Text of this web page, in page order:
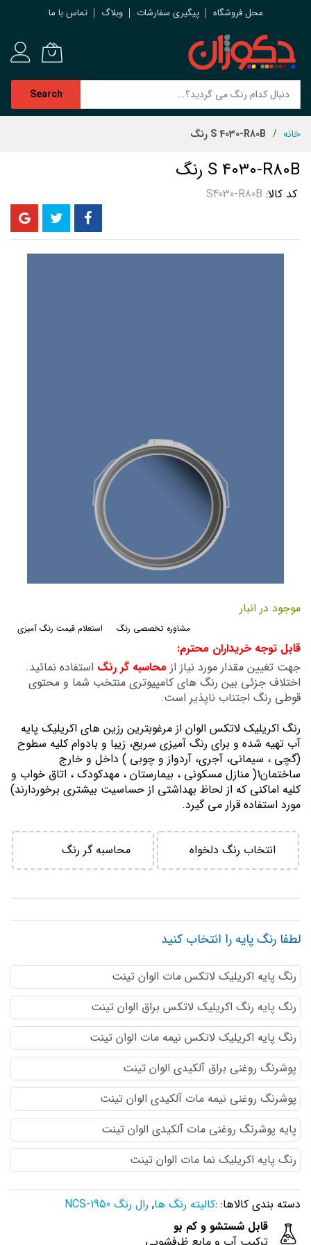
محل فروشگاه پیگیری سفارشات وبلاگ تماس با ما
Search
خانه S 4030-R80B رنگ
S 4030-R80B رنگ
کد کالا S4030-R80B
ابتدای
گالری
موجود در انبار
استعلام قیمت رنگ آمیزی مشاوره تخصصی رنگ
قابل توجه خریداران محترم:
جهت تغیین مقدار مورد نیاز از محاسبه گر رنگ استفاده نمائید.
اختلاف جزئی بین رنگ های کامپیوتری منتخب شما و محتوی
قوطی رنگ اجتناب ناپذیر است.
رنگ اكريليك لاتكس الوان از مرغوبترين رزين هاي اكريليك پايه
آب تهيه شده و برای رنگ آمیزی سریع، زیبا و بادوام کلیه سطوح
(گچی ، سیمانی، آجری، آردواز و چوبی ) داخل و خارج
ساختمان1( منازل مسكوني ، بيمارستان ، مهدكودك ، اتاق خواب و
كليه اماكني كه از لحاظ بهداشتي از حساسيت بيشتري برخوردارند)
مورد استفاده قرار می گیرد.
انتخاب رنگ دلخواه محاسبه گر رنگ
لطفا رنگ پایه را انتخاب کنید
رنگ پایه اكريليك لاتكس مات الوان تینت
رنگ پایه رنگ اكريليك لاتكس براق الوان تینت
رنگ پایه اكريليك لاتكس نيمه مات الوان تینت
پوشرنگ روغنی براق آلکیدی الوان تینت
پوشرنگ روغنی نیمه مات آلکیدی الوان تینت
پایه پوشرنگ روغنی مات آلکیدی الوان تینت
رنگ پایه اکریلیک نما مات الوان تینت
دسته بندی کالاها: :کالیته رنگ ها, رال رنگ NCS-1950
قابل شستشو و کم بو